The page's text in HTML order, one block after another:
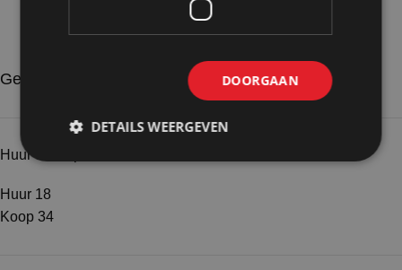
Gebruik de filters hieronder ↓
Huur of koop
Huur 18
Koop 34
1 2 →
DOORGAAN
DETAILS WEERGEVEN